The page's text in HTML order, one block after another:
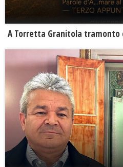
​A Torretta Granitola tramonto